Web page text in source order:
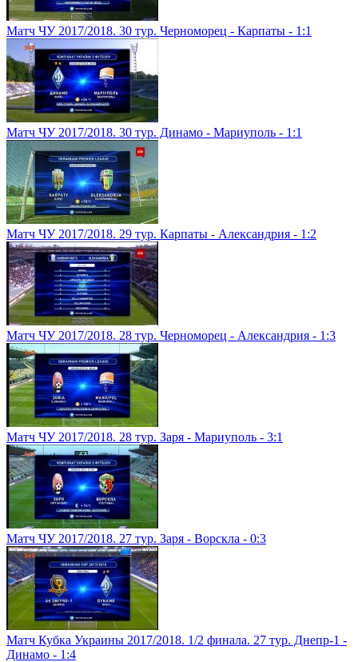
Матч ЧУ 2017/2018. 30 тур. Черноморец - Карпаты - 1:1
Матч ЧУ 2017/2018. 30 тур. Динамо - Мариуполь - 1:1
Матч ЧУ 2017/2018. 29 тур. Карпаты - Александрия - 1:2
Матч ЧУ 2017/2018. 28 тур. Черноморец - Александрия - 1:3
Матч ЧУ 2017/2018. 28 тур. Заря - Мариуполь - 3:1
Матч ЧУ 2017/2018. 27 тур. Заря - Ворскла - 0:3
Матч Кубка Украины 2017/2018. 1/2 финала. 27 тур. Днепр-1 -
Динамо - 1:4